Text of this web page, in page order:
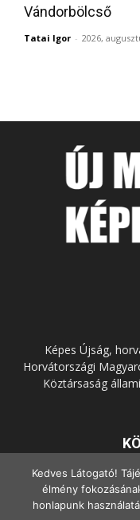
Vándorbölcső
Tatai Igor - 2026,
Képes Újság,
Horvátországi
Köztársaság
Kedves Látogató!
élmény
honlapunk